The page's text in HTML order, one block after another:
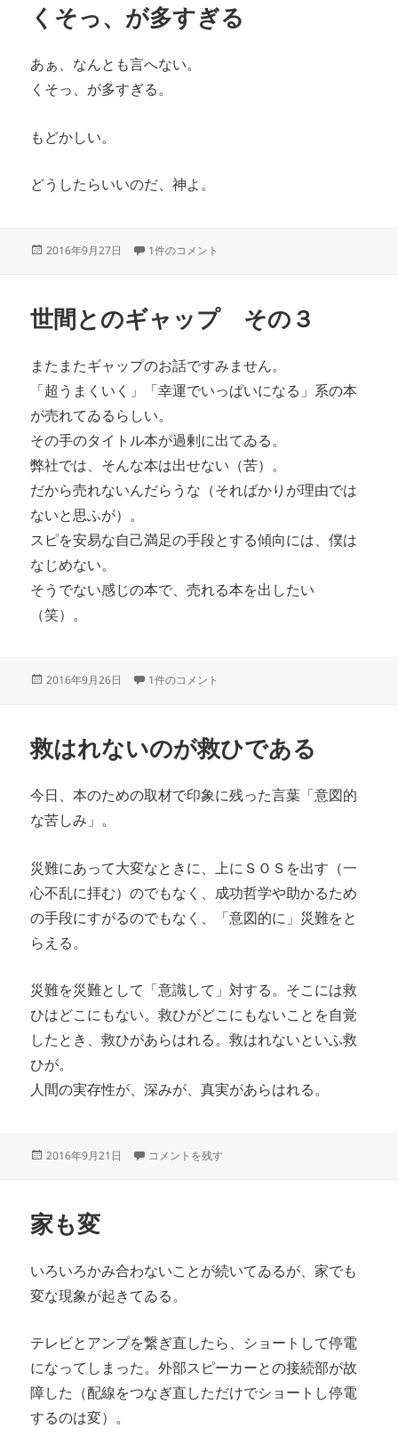
くそっ、が多すぎる
あぁ、なんとも言へない。
くそっ、が多すぎる。
もどかしい。
どうしたらいいのだ、神よ。
投
2016年9月27日 くそっ、が多すぎる への
1件のコメント
世間とのギャップ その３
またまたギャップのお話ですみません。
「超うまくいく」「幸運でいっぱいになる」系の本
が売れてゐるらしい。
その手のタイトル本が過剰に出てゐる。
弊社では、そんな本は出せない（苦）。
だから売れないんだらうな（そればかりが理由では
ないと思ふが）。
スピを安易な自己満足の手段とする傾向には、僕は
なじめない。
そうでない感じの本で、売れる本を出したい
（笑）。
投
2016年9月26日 世間とのギャップ その３ への
1件のコメント
救はれないのが救ひである
今日、本のための取材で印象に残った言葉「意図的
な苦しみ」。
災難にあって大変なときに、上にＳＯＳを出す（一
心不乱に拝む）のでもなく、成功哲学や助かるため
の手段にすがるのでもなく、「意図的に」災難をと
らえる。
災難を災難として「意識して」対する。そこには救
ひはどこにもない。救ひがどこにもないことを自覚
したとき、救ひがあらはれる。救はれないといふ救
ひが。
人間の実存性が、深みが、真実があらはれる。
投
2016年9月21日 救はれないのが救ひである に
コメントを残す
家も変
いろいろかみ合わないことが続いてゐるが、家でも
変な現象が起きてゐる。
テレビとアンプを繋ぎ直したら、ショートして停電
になってしまった。外部スピーカーとの接続部が故
障した（配線をつなぎ直しただけでショートし停電
するのは変）。